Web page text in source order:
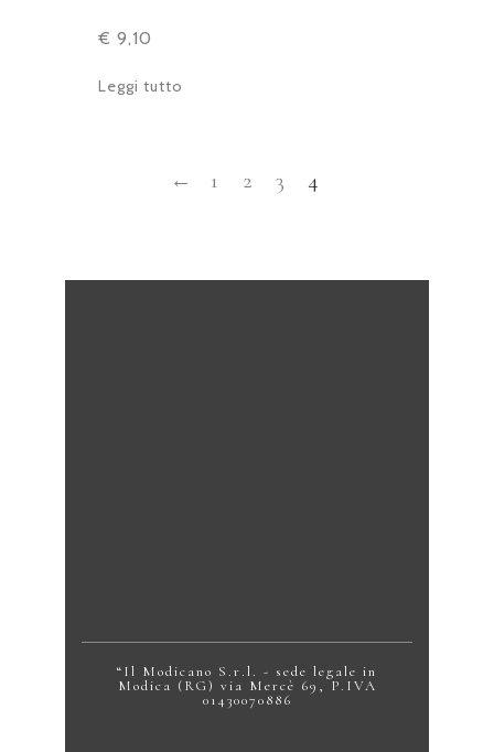
€ 9,10
Leggi tutto
← 1 2 3 4
“Il Modicano S.r.l. - sede legale in
Modica (RG) via Mercè 69, P.IVA
01430070886